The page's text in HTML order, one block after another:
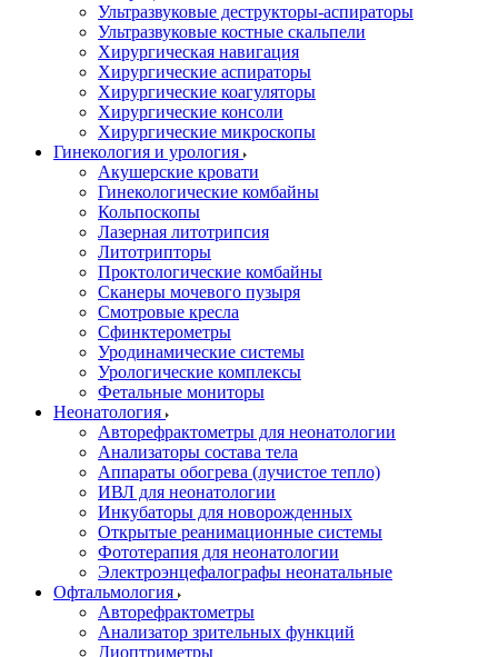
Ультразвуковые деструкторы-аспираторы
Ультразвуковые костные скальпели
Хирургическая навигация
Хирургические аспираторы
Хирургические коагуляторы
Хирургические консоли
Хирургические микроскопы
Гинекология и урология
Акушерские кровати
Гинекологические комбайны
Кольпоскопы
Лазерная литотрипсия
Литотрипторы
Проктологические комбайны
Сканеры мочевого пузыря
Смотровые кресла
Сфинктерометры
Уродинамические системы
Урологические комплексы
Фетальные мониторы
Неонатология
Авторефрактометры для неонатологии
Анализаторы состава тела
Аппараты обогрева (лучистое тепло)
ИВЛ для неонатологии
Инкубаторы для новорожденных
Открытые реанимационные системы
Фототерапия для неонатологии
Электроэнцефалографы неонатальные
Офтальмология
Авторефрактометры
Анализатор зрительных функций
Диоптриметры